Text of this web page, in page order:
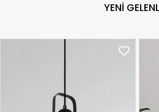
YENI